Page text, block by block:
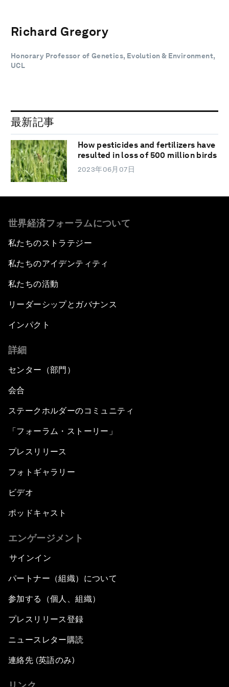
Richard Gregory
Honorary Professor of Genetics, Evolution & Environment,
UCL
最新記事
How pesticides and fertilizers have
resulted in loss of 500 million birds
2023年06月07日
世界経済フォーラムについて
私たちのストラテジー
私たちのアイデンティティ
私たちの活動
リーダーシップとガバナンス
インパクト
詳細
センター（部門）
会合
ステークホルダーのコミュニティ
「フォーラム・ストーリー」
プレスリリース
フォトギャラリー
ビデオ
ポッドキャスト
エンゲージメント
サインイン
パートナー（組織）について
参加する（個人、組織）
プレスリリース登録
ニュースレター購読
連絡先 (英語のみ)